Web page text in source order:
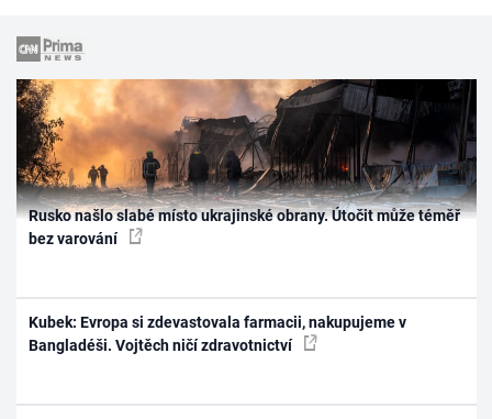
Rusko našlo slabé místo ukrajinské obrany. Útočit může téměř
bez varování
Kubek: Evropa si zdevastovala farmacii, nakupujeme v
Bangladéši. Vojtěch ničí zdravotnictví